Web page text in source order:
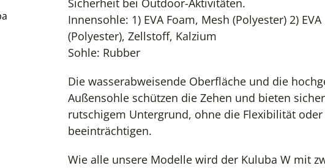
Sicherheit bei Outdoor-Aktivitäten.
Innensohle: 1) EVA Foam, Mesh (Polyester) 2)
(Polyester), Zellstoff, Kalzium
Sohle: Rubber
Die wasserabweisende Oberfläche und die
Außensohle schützen die Zehen und bieten
rutschigem Untergrund, ohne die Flexibilität
beeinträchtigen.
Wie alle unsere Modelle wird der Kuluba W mit